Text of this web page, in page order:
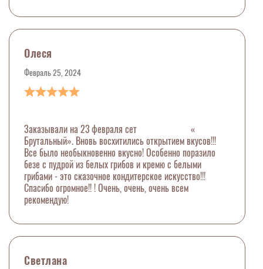
Олеся
Февраль 25, 2024
Заказывали на 23 февраля сет «
Брутальный». Вновь восхитились открытием вкусов!!!
Все было необыкновенно вкусно! Особенно поразило
безе с пудрой из белых грибов и кремю с белыми
грибами - это сказочное кондитерское искусство!!!
Спасибо огромное!! ! Очень, очень, очень всем
рекомендую!
Светлана